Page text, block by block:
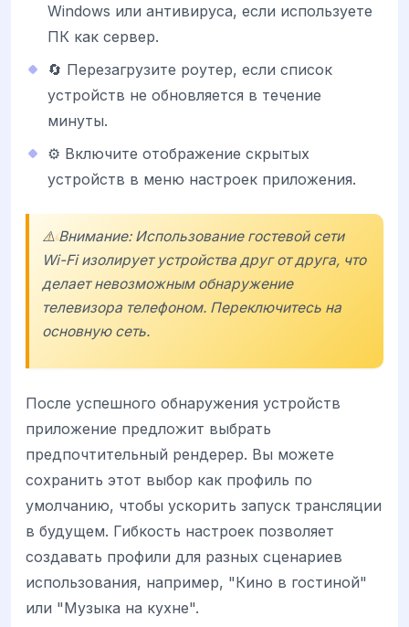
Windows или антивируса, если используете
ПК как сервер.
🔄 Перезагрузите роутер, если список
устройств не обновляется в течение
минуты.
⚙️ Включите отображение скрытых
устройств в меню настроек приложения.
⚠️ Внимание: Использование гостевой сети
Wi-Fi изолирует устройства друг от друга, что
делает невозможным обнаружение
телевизора телефоном. Переключитесь на
основную сеть.
После успешного обнаружения устройств
приложение предложит выбрать
предпочтительный рендерер. Вы можете
сохранить этот выбор как профиль по
умолчанию, чтобы ускорить запуск трансляции
в будущем. Гибкость настроек позволяет
создавать профили для разных сценариев
использования, например, "Кино в гостиной"
или "Музыка на кухне".